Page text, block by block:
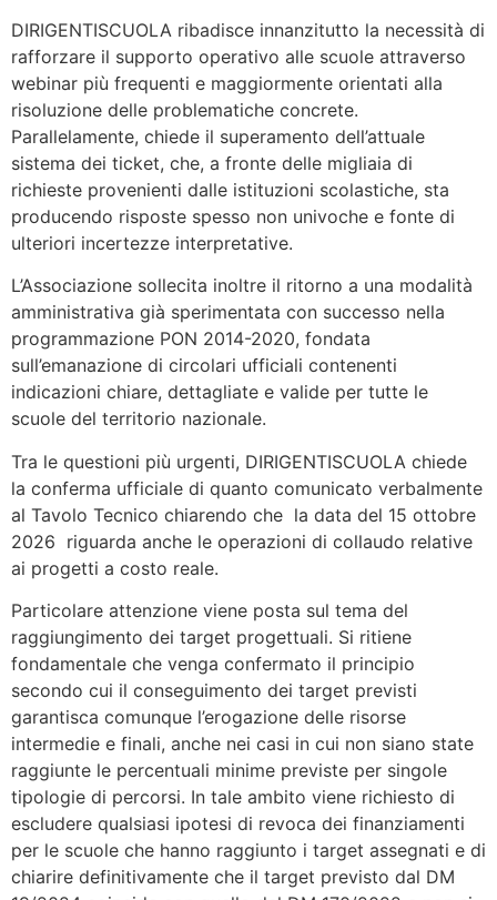
DIRIGENTISCUOLA ribadisce innanzitutto la necessità di
rafforzare il supporto operativo alle scuole attraverso
webinar più frequenti e maggiormente orientati alla
risoluzione delle problematiche concrete.
Parallelamente, chiede il superamento dell’attuale
sistema dei ticket, che, a fronte delle migliaia di
richieste provenienti dalle istituzioni scolastiche, sta
producendo risposte spesso non univoche e fonte di
ulteriori incertezze interpretative.
L’Associazione sollecita inoltre il ritorno a una modalità
amministrativa già sperimentata con successo nella
programmazione PON 2014-2020, fondata
sull’emanazione di circolari ufficiali contenenti
indicazioni chiare, dettagliate e valide per tutte le
scuole del territorio nazionale.
Tra le questioni più urgenti, DIRIGENTISCUOLA chiede
la conferma ufficiale di quanto comunicato verbalmente
al Tavolo Tecnico chiarendo che la data del 15 ottobre
2026 riguarda anche le operazioni di collaudo relative
ai progetti a costo reale.
Particolare attenzione viene posta sul tema del
raggiungimento dei target progettuali. Si ritiene
fondamentale che venga confermato il principio
secondo cui il conseguimento dei target previsti
garantisca comunque l’erogazione delle risorse
intermedie e finali, anche nei casi in cui non siano state
raggiunte le percentuali minime previste per singole
tipologie di percorsi. In tale ambito viene richiesto di
escludere qualsiasi ipotesi di revoca dei finanziamenti
per le scuole che hanno raggiunto i target assegnati e di
chiarire definitivamente che il target previsto dal DM